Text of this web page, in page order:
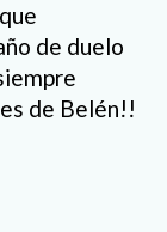
de duelo
de Belén!!